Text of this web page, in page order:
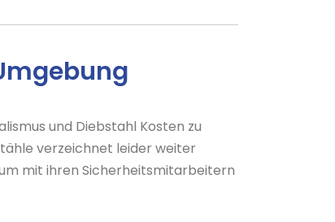
und Diebstahl Kosten zu
verzeichnet leider weiter
mit ihren Sicherheitsmitarbeitern